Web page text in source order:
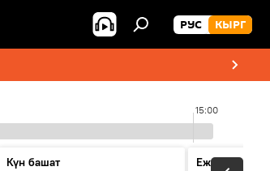
РУС КЫРГ
15:00
Күн башат
Ежедневные